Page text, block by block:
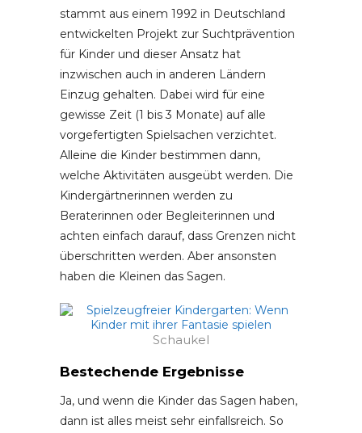
stammt aus einem 1992 in Deutschland
entwickelten Projekt zur Suchtprävention
für Kinder und dieser Ansatz hat
inzwischen auch in anderen Ländern
Einzug gehalten. Dabei wird für eine
gewisse Zeit (1 bis 3 Monate) auf alle
vorgefertigten Spielsachen verzichtet.
Alleine die Kinder bestimmen dann,
welche Aktivitäten ausgeübt werden. Die
Kindergärtnerinnen werden zu
Beraterinnen oder Begleiterinnen und
achten einfach darauf, dass Grenzen nicht
überschritten werden. Aber ansonsten
haben die Kleinen das Sagen.
Schaukel
Bestechende Ergebnisse
Ja, und wenn die Kinder das Sagen haben,
dann ist alles meist sehr einfallsreich. So